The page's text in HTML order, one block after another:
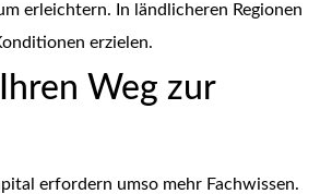
erleichtern. In ländlicheren Regionen
erzielen.
Weg zur
erfordern umso mehr Fachwissen.